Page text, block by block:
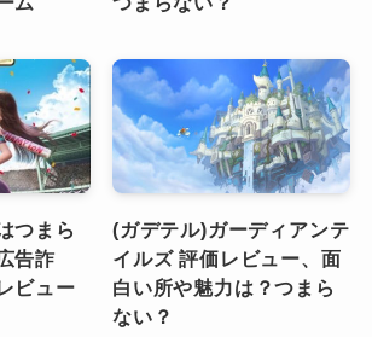
つまら
告詐
ビュー
(ガデテル)ガーディアンテ
イルズ 評価レビュー、面
白い所や魅力は？つまら
ない？